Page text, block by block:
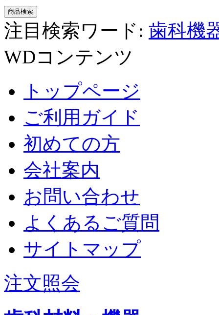
注目検索ワード: 歯科機
WDコンテンツ
トップページ
ご利用ガイド
初めての方
会社案内
お問い合わせ
よくあるご質問
サイトマップ
注文照会